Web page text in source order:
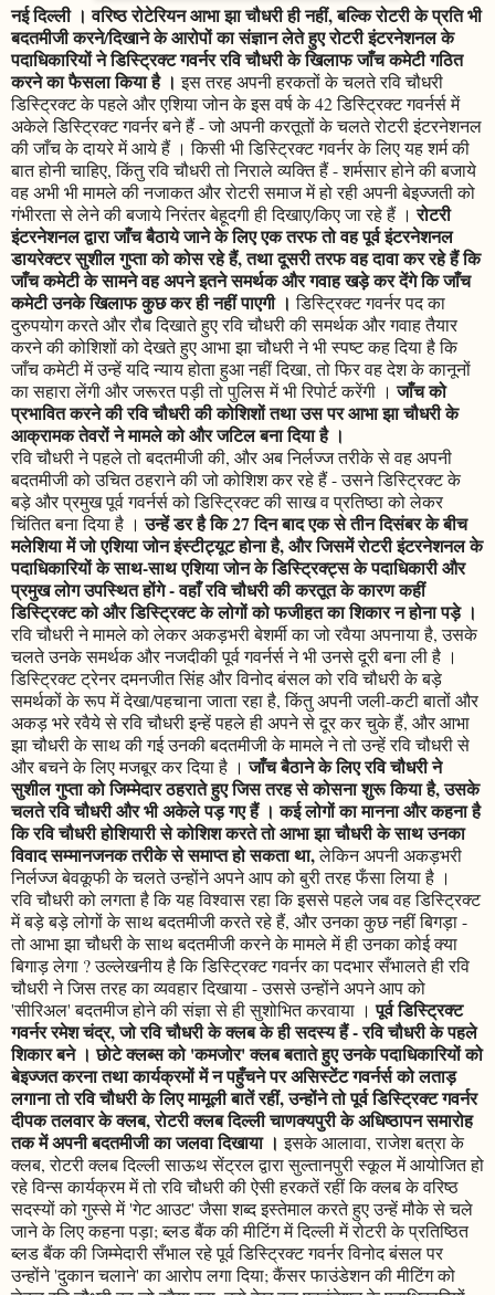
नई दिल्ली । वरिष्ठ रोटेरियन आभा झा चौधरी ही नहीं, बल्कि रोटरी के प्रति भी
बदतमीजी करने/दिखाने के आरोपों का संज्ञान लेते हुए रोटरी इंटरनेशनल के
पदाधिकारियों ने डिस्ट्रिक्ट गवर्नर रवि चौधरी के खिलाफ जाँच कमेटी गठित
करने का फैसला किया है ।इस तरह अपनी हरकतों के चलते रवि चौधरी
डिस्ट्रिक्ट के पहले और एशिया जोन के इस वर्ष के 42 डिस्ट्रिक्ट गवर्नर्स में
अकेले डिस्ट्रिक्ट गवर्नर बने हैं - जो अपनी करतूतों के चलते रोटरी इंटरनेशनल
की जाँच के दायरे में आये हैं । किसी भी डिस्ट्रिक्ट गवर्नर के लिए यह शर्म की
बात होनी चाहिए, किंतु रवि चौधरी तो निराले व्यक्ति हैं - शर्मसार होने की बजाये
वह अभी भी मामले की नजाकत और रोटरी समाज में हो रही अपनी बेइज्जती को
गंभीरता से लेने की बजाये निरंतर बेहूदगी ही दिखाए/किए जा रहे हैं ।रोटरी
इंटरनेशनल द्वारा जाँच बैठाये जाने के लिए एक तरफ तो वह पूर्व इंटरनेशनल
डायरेक्टर सुशील गुप्ता को कोस रहे हैं, तथा दूसरी तरफ वह दावा कर रहे हैं कि
जाँच कमेटी के सामने वह अपने इतने समर्थक और गवाह खड़े कर देंगे कि जाँच
कमेटी उनके खिलाफ कुछ कर ही नहीं पाएगी । डिस्ट्रिक्ट गवर्नर पद का
दुरुपयोग करते और रौब दिखाते हुए रवि चौधरी की समर्थक और गवाह तैयार
करने की कोशिशों को देखते हुए आभा झा चौधरी ने भी स्पष्ट कह दिया है कि
जाँच कमेटी में उन्हें यदि न्याय होता हुआ नहीं दिखा, तो फिर वह देश के कानूनों
का सहारा लेंगी और जरूरत पड़ी तो पुलिस में भी रिपोर्ट करेंगी ।जाँच को
प्रभावित करने की रवि चौधरी की कोशिशों तथा उस पर आभा झा चौधरी के
आक्रामक तेवरों ने मामले को और जटिल बना दिया है ।
रवि चौधरी ने पहले तो बदतमीजी की, और अब निर्लज्ज तरीके से वह अपनी
बदतमीजी को उचित ठहराने की जो कोशिश कर रहे हैं - उसने डिस्ट्रिक्ट के
बड़े और प्रमुख पूर्व गवर्नर्स को डिस्ट्रिक्ट की साख व प्रतिष्ठा को लेकर
चिंतित बना दिया है ।उन्हें डर है कि 27 दिन बाद एक से तीन दिसंबर के बीच
मलेशिया में जो एशिया जोन इंस्टीट्यूट होना है, और जिसमें रोटरी इंटरनेशनल के
पदाधिकारियों के साथ-साथ एशिया जोन के डिस्ट्रिक्ट्स के पदाधिकारी और
प्रमुख लोग उपस्थित होंगे - वहाँ रवि चौधरी की करतूत के कारण कहीं
डिस्ट्रिक्ट को और डिस्ट्रिक्ट के लोगों को फजीहत का शिकार न होना पड़े ।
रवि चौधरी ने मामले को लेकर अकड़भरी बेशर्मी का जो रवैया अपनाया है, उसके
चलते उनके समर्थक और नजदीकी पूर्व गवर्नर्स ने भी उनसे दूरी बना ली है ।
डिस्ट्रिक्ट ट्रेनर दमनजीत सिंह और विनोद बंसल को रवि चौधरी के बड़े
समर्थकों के रूप में देखा/पहचाना जाता रहा है, किंतु अपनी जली-कटी बातों और
अकड़ भरे रवैये से रवि चौधरी इन्हें पहले ही अपने से दूर कर चुके हैं, और आभा
झा चौधरी के साथ की गई उनकी बदतमीजी के मामले ने तो उन्हें रवि चौधरी से
और बचने के लिए मजबूर कर दिया है ।जाँच बैठाने के लिए रवि चौधरी ने
सुशील गुप्ता को जिम्मेदार ठहराते हुए जिस तरह से कोसना शुरू किया है, उसके
चलते रवि चौधरी और भी अकेले पड़ गए हैं । कई लोगों का मानना और कहना है
कि रवि चौधरी होशियारी से कोशिश करते तो आभा झा चौधरी के साथ उनका
विवाद सम्मानजनक तरीके से समाप्त हो सकता था,लेकिन अपनी अकड़भरी
निर्लज्ज बेवकूफी के चलते उन्होंने अपने आप को बुरी तरह फँसा लिया है ।
रवि चौधरी को लगता है कि यह विश्वास रहा कि इससे पहले जब वह डिस्ट्रिक्ट
में बड़े बड़े लोगों के साथ बदतमीजी करते रहे हैं, और उनका कुछ नहीं बिगड़ा -
तो आभा झा चौधरी के साथ बदतमीजी करने के मामले में ही उनका कोई क्या
बिगाड़ लेगा ? उल्लेखनीय है कि डिस्ट्रिक्ट गवर्नर का पदभार सँभालते ही रवि
चौधरी ने जिस तरह का व्यवहार दिखाया - उससे उन्होंने अपने आप को
'सीरिअल' बदतमीज होने की संज्ञा से ही सुशोभित करवाया ।पूर्व डिस्ट्रिक्ट
गवर्नर रमेश चंद्र, जो रवि चौधरी के क्लब के ही सदस्य हैं - रवि चौधरी के पहले
शिकार बने । छोटे क्लब्स को 'कमजोर' क्लब बताते हुए उनके पदाधिकारियों को
बेइज्जत करना तथा कार्यक्रमों में न पहुँचने पर असिस्टेंट गवर्नर्स को लताड़
लगाना तो रवि चौधरी के लिए मामूली बातें रहीं, उन्होंने तो पूर्व डिस्ट्रिक्ट गवर्नर
दीपक तलवार के क्लब, रोटरी क्लब दिल्ली चाणक्यपुरी के अधिष्ठापन समारोह
तक में अपनी बदतमीजी का जलवा दिखाया । इसके आलावा, राजेश बत्रा के
क्लब, रोटरी क्लब दिल्ली साऊथ सेंट्रल द्वारा सुल्तानपुरी स्कूल में आयोजित हो
रहे विन्स कार्यक्रम में तो रवि चौधरी की ऐसी हरकतें रहीं कि क्लब के वरिष्ठ
सदस्यों को गुस्से में 'गेट आउट' जैसा शब्द इस्तेमाल करते हुए उन्हें मौके से चले
जाने के लिए कहना पड़ा; ब्लड बैंक की मीटिंग में दिल्ली में रोटरी के प्रतिष्ठित
ब्लड बैंक की जिम्मेदारी सँभाल रहे पूर्व डिस्ट्रिक्ट गवर्नर विनोद बंसल पर
उन्होंने 'दुकान चलाने' का आरोप लगा दिया; कैंसर फाउंडेशन की मीटिंग को